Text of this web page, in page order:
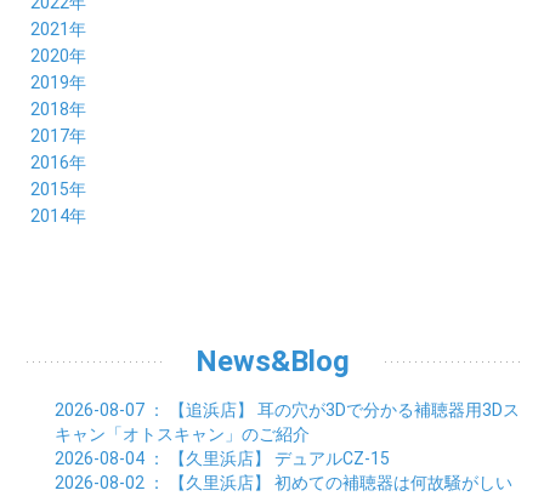
09月 (5)
08月 (6)
07月 (4)
06月 (7)
05月 (6)
04月 (8)
03月 (6)
02月 (5)
01月 (7)
10月 (6)
09月 (7)
08月 (8)
07月 (5)
06月 (6)
05月 (4)
04月 (7)
03月 (6)
02月 (5)
11月 (6)
10月 (6)
09月 (6)
08月 (8)
07月 (8)
06月 (8)
05月 (9)
04月 (8)
03月 (8)
12月 (12)
11月 (6)
10月 (5)
09月 (7)
08月 (5)
07月 (3)
06月 (5)
05月 (7)
04月 (6)
2021年
12月 (5)
11月 (5)
10月 (6)
09月 (5)
08月 (11)
07月 (5)
06月 (6)
05月 (6)
2020年
12月 (3)
11月 (6)
10月 (5)
09月 (8)
08月 (6)
07月 (7)
06月 (6)
2019年
12月 (7)
11月 (4)
10月 (8)
09月 (4)
08月 (7)
07月 (3)
2018年
12月 (8)
11月 (7)
10月 (8)
09月 (5)
08月 (7)
01月 (8)
2017年
12月 (6)
11月 (6)
10月 (5)
02月 (6)
01月 (6)
2016年
12月 (8)
11月 (4)
05月 (6)
03月 (7)
02月 (8)
01月 (8)
2015年
12月 (8)
06月 (4)
2014年
News&Blog
2026-08-07 ： 【追浜店】 耳の穴が3Dで分かる補聴器用3Dス
キャン「オトスキャン」のご紹介
2026-08-04 ： 【久里浜店】 デュアルCZ-15
2026-08-02 ： 【久里浜店】 初めての補聴器は何故騒がしい